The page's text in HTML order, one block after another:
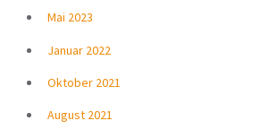
Mai 2023
Januar 2022
Oktober 2021
August 2021